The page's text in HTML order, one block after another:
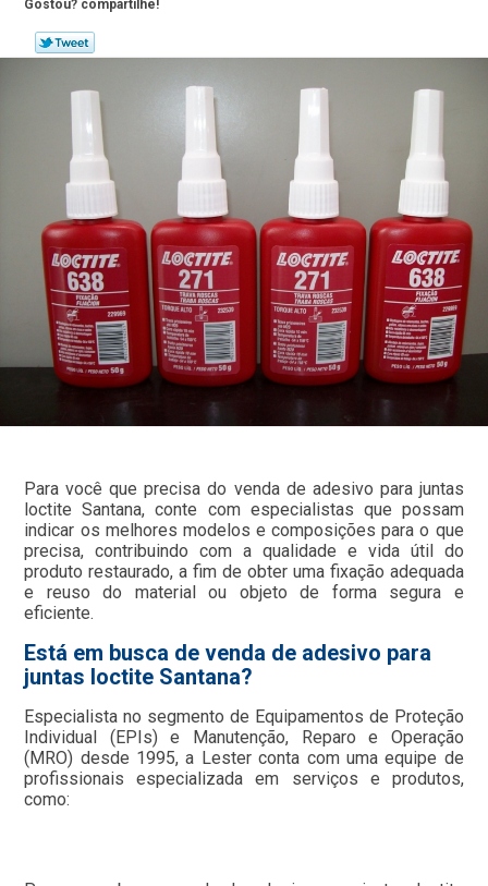
Gostou? compartilhe!
Para você que precisa do venda de adesivo para juntas
loctite Santana, conte com especialistas que possam
indicar os melhores modelos e composições para o que
precisa, contribuindo com a qualidade e vida útil do
produto restaurado, a fim de obter uma fixação adequada
e reuso do material ou objeto de forma segura e
eficiente.
Está em busca de venda de adesivo para
juntas loctite Santana?
Especialista no segmento de Equipamentos de Proteção
Individual (EPIs) e Manutenção, Reparo e Operação
(MRO) desde 1995, a Lester conta com uma equipe de
profissionais especializada em serviços e produtos,
como: